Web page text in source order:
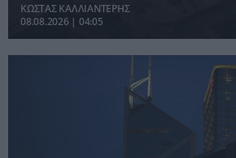
ΚΩΣΤΑΣ ΚΑΛΛΙΑΝΤΕΡΗΣ
08.08.2026 | 04:05